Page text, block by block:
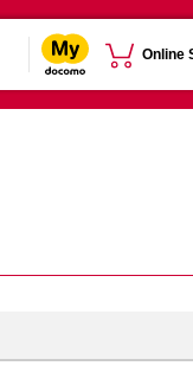
Online